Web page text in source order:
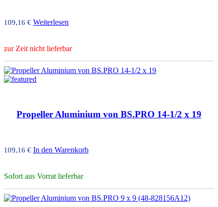
109,16 € Weiterlesen
zur Zeit nicht lieferbar
Propeller Aluminium von BS.PRO 14-1/2 x 19
109,16 € In den Warenkorb
Sofort aus Vorrat lieferbar